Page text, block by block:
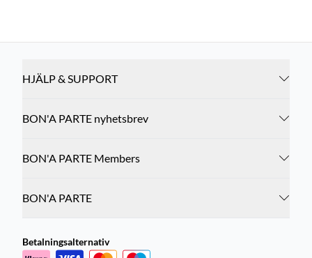
HJÄLP & SUPPORT
BON'A PARTE nyhetsbrev
BON'A PARTE Members
BON'A PARTE
Betalningsalternativ